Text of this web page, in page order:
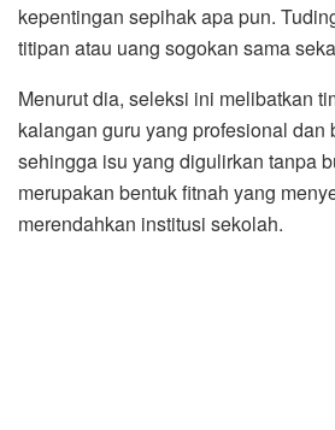
kepentingan sepihak apa pun.
titipan atau uang sogokan sama
Menurut dia, seleksi ini melibatkan
kalangan guru yang profesional dan
sehingga isu yang digulirkan tanpa
merupakan bentuk fitnah yang
merendahkan institusi sekolah.